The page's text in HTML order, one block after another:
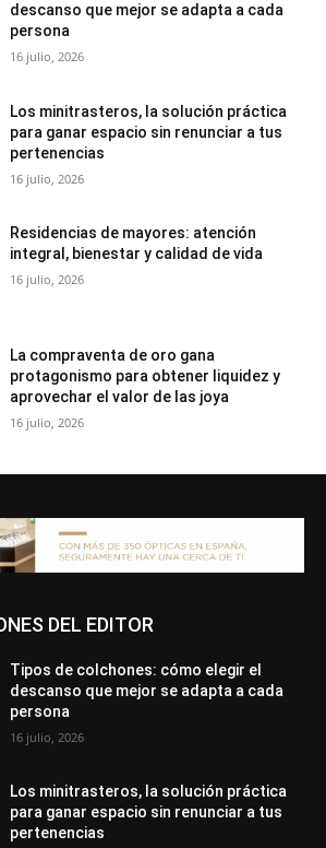
descanso que mejor se adapta a cada
persona
16 julio, 2026
Los minitrasteros, la solución práctica
para ganar espacio sin renunciar a tus
pertenencias
16 julio, 2026
Residencias de mayores: atención
integral, bienestar y calidad de vida
16 julio, 2026
La compraventa de oro gana
protagonismo para obtener liquidez y
aprovechar el valor de las joya
16 julio, 2026
DEL EDITOR
Tipos de colchones: cómo elegir el
descanso que mejor se adapta a cada
persona
16 julio, 2026
Los minitrasteros, la solución práctica
para ganar espacio sin renunciar a tus
pertenencias